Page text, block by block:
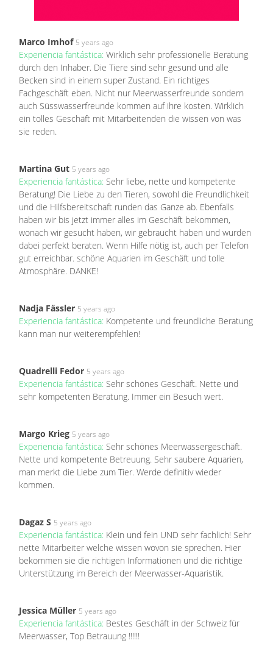
Marco Imhof 5 years ago
Experiencia fantástica: Wirklich sehr professionelle Beratung
durch den Inhaber. Die Tiere sind sehr gesund und alle
Becken sind in einem super Zustand. Ein richtiges
Fachgeschäft eben. Nicht nur Meerwasserfreunde sondern
auch Süsswasserfreunde kommen auf ihre kosten. Wirklich
ein tolles Geschäft mit Mitarbeitenden die wissen von was
sie reden.
Martina Gut 5 years ago
Experiencia fantástica: Sehr liebe, nette und kompetente
Beratung! Die Liebe zu den Tieren, sowohl die Freundlichkeit
und die Hilfsbereitschaft runden das Ganze ab. Ebenfalls
haben wir bis jetzt immer alles im Geschäft bekommen,
wonach wir gesucht haben, wir gebraucht haben und wurden
dabei perfekt beraten. Wenn Hilfe nötig ist, auch per Telefon
gut erreichbar. schöne Aquarien im Geschäft und tolle
Atmosphäre. DANKE!
Nadja Fässler 5 years ago
Experiencia fantástica: Kompetente und freundliche Beratung
kann man nur weiterempfehlen!
Quadrelli Fedor 5 years ago
Experiencia fantástica: Sehr schönes Geschäft. Nette und
sehr kompetenten Beratung. Immer ein Besuch wert.
Margo Krieg 5 years ago
Experiencia fantástica: Sehr schönes Meerwassergeschäft.
Nette und kompetente Betreuung. Sehr saubere Aquarien,
man merkt die Liebe zum Tier. Werde definitiv wieder
kommen.
Dagaz S 5 years ago
Experiencia fantástica: Klein und fein UND sehr fachlich! Sehr
nette Mitarbeiter welche wissen wovon sie sprechen. Hier
bekommen sie die richtigen Informationen und die richtige
Unterstützung im Bereich der Meerwasser-Aquaristik.
Jessica Müller 5 years ago
Experiencia fantástica: Bestes Geschäft in der Schweiz für
Meerwasser, Top Betrauung !!!!!!